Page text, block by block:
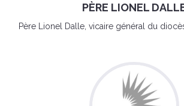
PÈRE LIONEL
Père Lionel Dalle, vicaire général du